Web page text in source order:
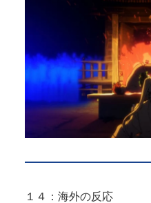
１４：海外の反応